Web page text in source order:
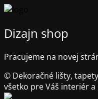
Dizajn shop
Pracujeme na novej
© Dekoračné lišty,
všetko pre Váš interiér